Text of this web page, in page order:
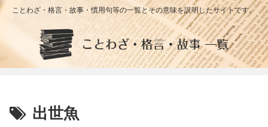
ことわざ・格言・故事・慣用句等の一覧とその意味を説明したサイトです。
出世魚